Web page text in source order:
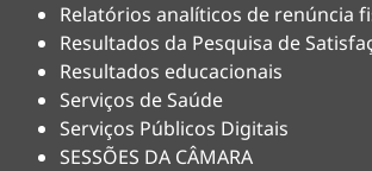
Relatórios analíticos de renúncia
Resultados da Pesquisa de
Resultados educacionais
Serviços de Saúde
Serviços Públicos Digitais
SESSÕES DA CÂMARA